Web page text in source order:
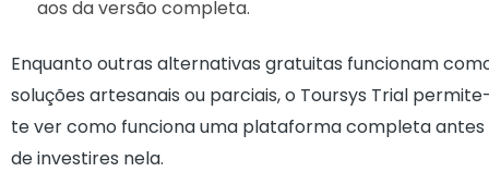
aos da versão completa.
Enquanto outras alternativas gratuitas funcionam
soluções artesanais ou parciais, o Toursys Trial
te ver como funciona uma plataforma completa antes
de investires nela.